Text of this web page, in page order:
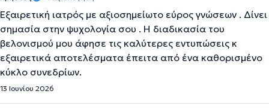
Εξαιρετική ιατρός με αξιοσημείωτο εύρος γνώσεων . Δίνει
σημασία στην ψυχολογία σου . Η διαδικασία του
βελονισμού μου άφησε τις καλύτερες εντυπώσεις κ
εξαιρετικά αποτελέσματα έπειτα από ένα καθορισμένο
κύκλο συνεδρίων.
13 Ιουνίου 2026